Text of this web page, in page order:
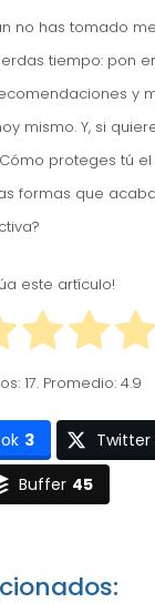
no has tomado
tiempo: pon
y
mismo. Y, si
proteges tú
formas que
este artículo!
17. Promedio: 4.9
3 Twitter
Buffer 45